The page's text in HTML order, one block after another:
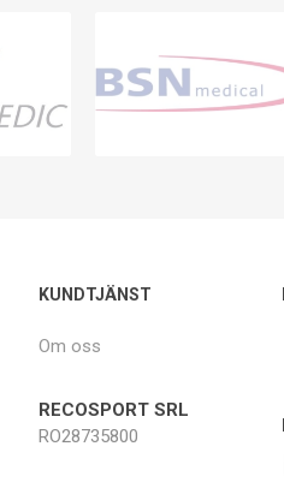
KUNDTJÄNST
Om oss
RECOSPORT SRL
RO28735800